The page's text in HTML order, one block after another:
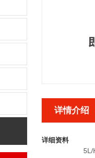
详情介绍
详细资料
5L/